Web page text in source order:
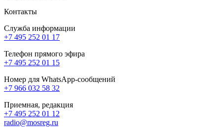
Контакты
Служба информации
+7 495 252 01 17
Телефон прямого эфира
+7 495 252 01 15
Номер для WhatsApp-сообщений
+7 966 032 58 32
Приемная, редакция
+7 495 252 01 12
radio@mosreg.ru